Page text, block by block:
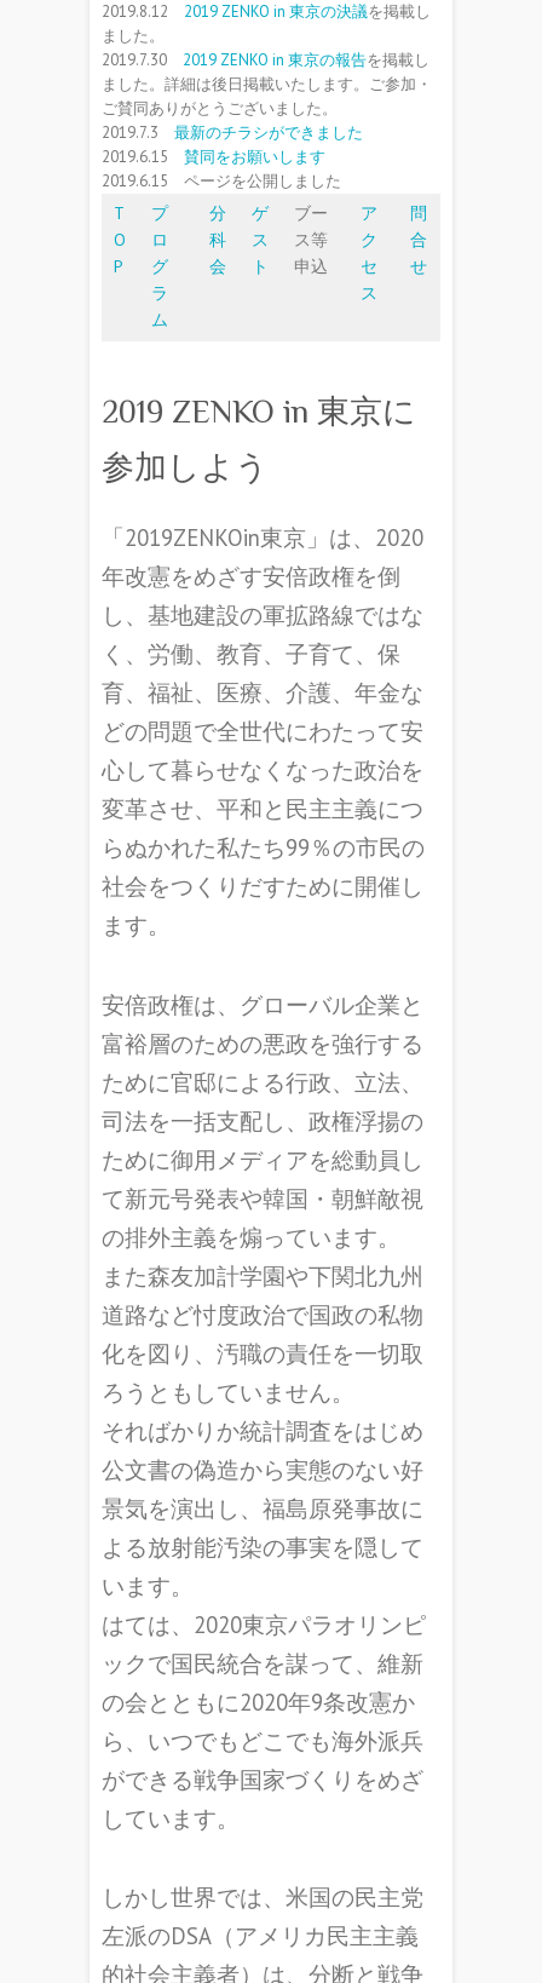
2019.8.12 2019 ZENKO in 東京の決議を掲載し
ました。
2019.7.30 2019 ZENKO in 東京の報告を掲載し
ました。詳細は後日掲載いたします。ご参加・
ご賛同ありがとうございました。
2019.7.3 最新のチラシができました
2019.6.15 賛同をお願いします
2019.6.15 ページを公開しました
T
O
P
プ
ロ
グ
ラ
ム
分
科
会
ゲ
ス
ト
ブー
ス等
申込
ア
ク
セ
ス
問
合
せ
2019 ZENKO in 東京に
参加しよう
「2019ZENKOin東京」は、2020
年改憲をめざす安倍政権を倒
し、基地建設の軍拡路線ではな
く、労働、教育、子育て、保
育、福祉、医療、介護、年金な
どの問題で全世代にわたって安
心して暮らせなくなった政治を
変革させ、平和と民主主義につ
らぬかれた私たち99％の市民の
社会をつくりだすために開催し
ます。
安倍政権は、グローバル企業と
富裕層のための悪政を強行する
ために官邸による行政、立法、
司法を一括支配し、政権浮揚の
ために御用メディアを総動員し
て新元号発表や韓国・朝鮮敵視
の排外主義を煽っています。
また森友加計学園や下関北九州
道路など忖度政治で国政の私物
化を図り、汚職の責任を一切取
ろうともしていません。
そればかりか統計調査をはじめ
公文書の偽造から実態のない好
景気を演出し、福島原発事故に
よる放射能汚染の事実を隠して
います。
はては、2020東京パラオリンピ
ックで国民統合を謀って、維新
の会とともに2020年9条改憲か
ら、いつでもどこでも海外派兵
ができる戦争国家づくりをめざ
しています。
しかし世界では、米国の民主党
左派のDSA（アメリカ民主主義
的社会主義者）は、分断と戦争